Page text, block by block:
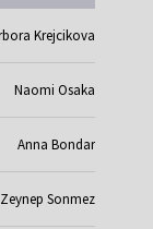
Krejcikova
Naomi Osaka
Anna Bondar
Zeynep Sonmez